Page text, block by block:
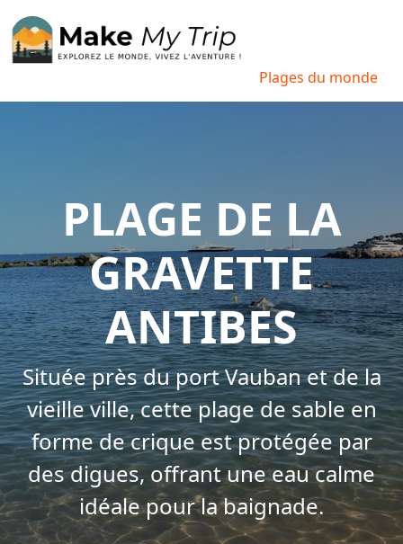
Plages du monde
PLAGE DE LA
GRAVETTE
ANTIBES
Située près du port Vauban et de la
vieille ville, cette plage de sable en
forme de crique est protégée par
des digues, offrant une eau calme
idéale pour la baignade.